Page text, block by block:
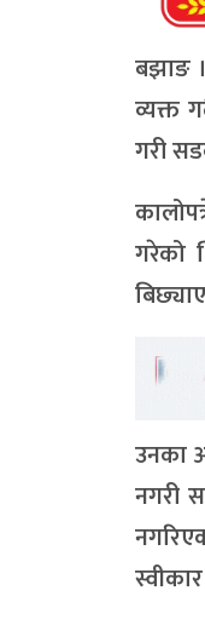
बझाङ
व्यक्त
गरी
गरेको
उनका
नगरी